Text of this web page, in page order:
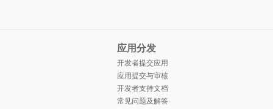
应用分发
开发者提交应用
应用提交与审核
开发者支持文档
常见问题及解答